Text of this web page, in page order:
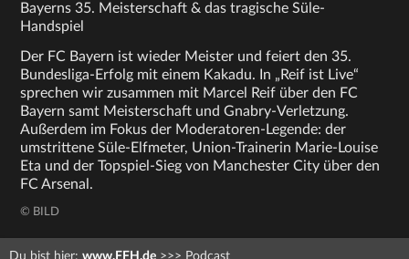
Bayerns 35. Meisterschaft & das tragische Süle-
Handspiel
Der FC Bayern ist wieder Meister und feiert den 35.
Bundesliga-Erfolg mit einem Kakadu. In „Reif ist Live“
sprechen wir zusammen mit Marcel Reif über den FC
Bayern samt Meisterschaft und Gnabry-Verletzung.
Außerdem im Fokus der Moderatoren-Legende: der
umstrittene Süle-Elfmeter, Union-Trainerin Marie-Louise
Eta und der Topspiel-Sieg von Manchester City über den
FC Arsenal.
© BILD
Du bist hier: www.FFH.de >>> Podcast